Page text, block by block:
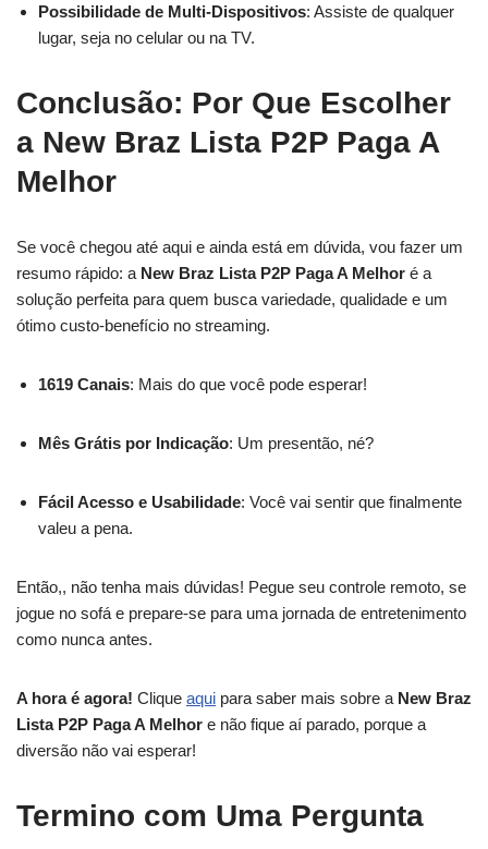
Possibilidade de Multi-Dispositivos: Assiste de qualquer
lugar, seja no celular ou na TV.
Conclusão: Por Que Escolher
a New Braz Lista P2P Paga A
Melhor
Se você chegou até aqui e ainda está em dúvida, vou fazer um
resumo rápido: a New Braz Lista P2P Paga A Melhor é a
solução perfeita para quem busca variedade, qualidade e um
ótimo custo-benefício no streaming.
1619 Canais: Mais do que você pode esperar!
Mês Grátis por Indicação: Um presentão, né?
Fácil Acesso e Usabilidade: Você vai sentir que finalmente
valeu a pena.
Então,, não tenha mais dúvidas! Pegue seu controle remoto, se
jogue no sofá e prepare-se para uma jornada de entretenimento
como nunca antes.
A hora é agora! Clique aqui para saber mais sobre a New Braz
Lista P2P Paga A Melhor e não fique aí parado, porque a
diversão não vai esperar!
Termino com Uma Pergunta